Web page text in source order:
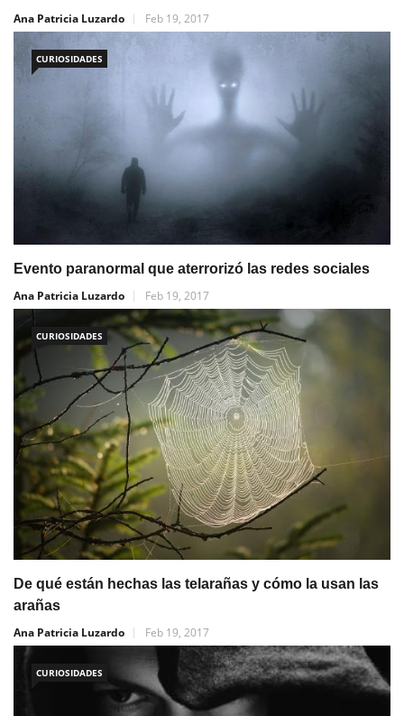
Ana Patricia Luzardo
Feb 19, 2017
CURIOSIDADES
Evento paranormal que aterrorizó las redes sociales
Ana Patricia Luzardo
Feb 19, 2017
CURIOSIDADES
De qué están hechas las telarañas y cómo la usan las
arañas
Ana Patricia Luzardo
Feb 19, 2017
CURIOSIDADES